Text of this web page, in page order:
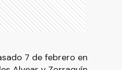
7 de febrero en